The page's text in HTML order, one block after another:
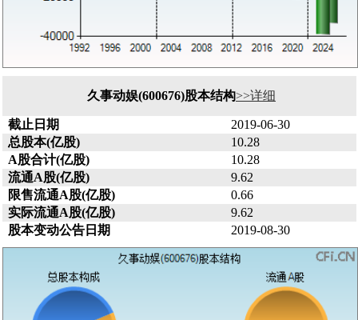
久事动娱(600676)股本结构>>详细
截止日期
2019-06-30
总股本(亿股)
10.28
A股合计(亿股)
10.28
流通A股(亿股)
9.62
限售流通A股(亿股)
0.66
实际流通A股(亿股)
9.62
股本变动公告日期
2019-08-30